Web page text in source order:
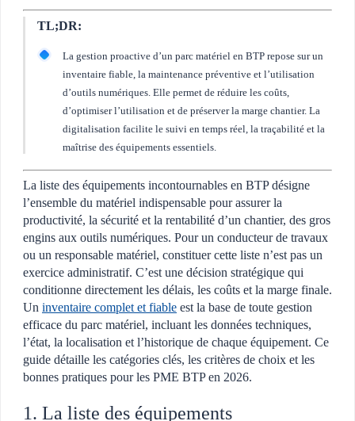
TL;DR:
La gestion proactive d’un parc matériel en BTP repose sur un
inventaire fiable, la maintenance préventive et l’utilisation
d’outils numériques. Elle permet de réduire les coûts,
d’optimiser l’utilisation et de préserver la marge chantier. La
digitalisation facilite le suivi en temps réel, la traçabilité et la
maîtrise des équipements essentiels.
La liste des équipements incontournables en BTP désigne
l’ensemble du matériel indispensable pour assurer la
productivité, la sécurité et la rentabilité d’un chantier, des gros
engins aux outils numériques. Pour un conducteur de travaux
ou un responsable matériel, constituer cette liste n’est pas un
exercice administratif. C’est une décision stratégique qui
conditionne directement les délais, les coûts et la marge finale.
Un inventaire complet et fiable est la base de toute gestion
efficace du parc matériel, incluant les données techniques,
l’état, la localisation et l’historique de chaque équipement. Ce
guide détaille les catégories clés, les critères de choix et les
bonnes pratiques pour les PME BTP en 2026.
1. La liste des équipements